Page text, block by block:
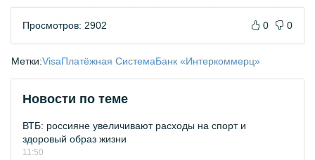
Просмотров: 2902 0 0
Метки:VisaПлатёжная СистемаБанк «Интеркоммерц»
Новости по теме
ВТБ: россияне увеличивают расходы на спорт и
здоровый образ жизни
11:50